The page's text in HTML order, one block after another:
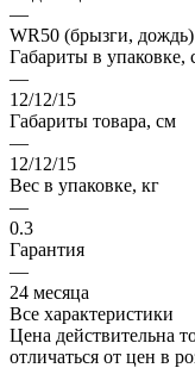
—
WR50 (брызги, дождь)
Габариты в упаковке,
—
12/12/15
Габариты товара, см
—
12/12/15
Вес в упаковке, кг
—
0.3
Гарантия
—
24 месяца
Все характеристики
Цена действительна
отличаться от цен в